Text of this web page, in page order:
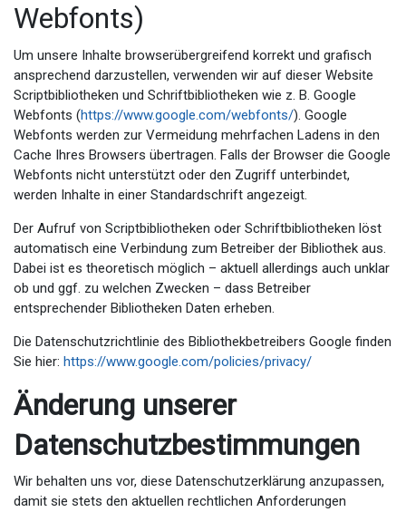
Webfonts)
Um unsere Inhalte browserübergreifend korrekt und grafisch
ansprechend darzustellen, verwenden wir auf dieser Website
Scriptbibliotheken und Schriftbibliotheken wie z. B. Google
Webfonts (https://www.google.com/webfonts/). Google
Webfonts werden zur Vermeidung mehrfachen Ladens in den
Cache Ihres Browsers übertragen. Falls der Browser die Google
Webfonts nicht unterstützt oder den Zugriff unterbindet,
werden Inhalte in einer Standardschrift angezeigt.
Der Aufruf von Scriptbibliotheken oder Schriftbibliotheken löst
automatisch eine Verbindung zum Betreiber der Bibliothek aus.
Dabei ist es theoretisch möglich – aktuell allerdings auch unklar
ob und ggf. zu welchen Zwecken – dass Betreiber
entsprechender Bibliotheken Daten erheben.
Die Datenschutzrichtlinie des Bibliothekbetreibers Google finden
Sie hier: https://www.google.com/policies/privacy/
Änderung unserer
Datenschutzbestimmungen
Wir behalten uns vor, diese Datenschutzerklärung anzupassen,
damit sie stets den aktuellen rechtlichen Anforderungen